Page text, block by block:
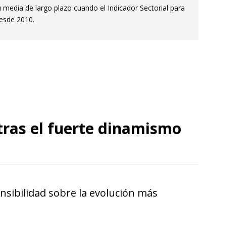
de largo plazo cuando el Indicador Sectorial para
2010.
el fuerte dinamismo
sobre la evolución más